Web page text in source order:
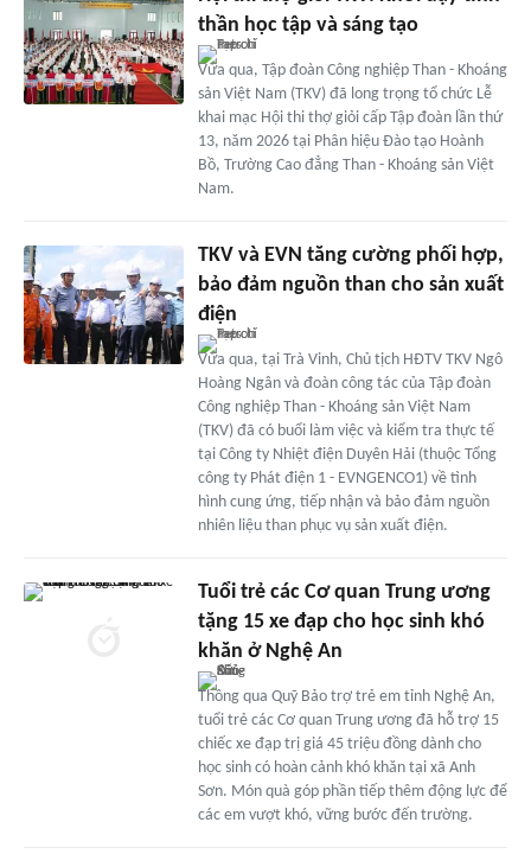
thần học tập và sáng tạo
Vừa qua, Tập đoàn Công nghiệp Than - Khoáng
sản Việt Nam (TKV) đã long trọng tổ chức Lễ
khai mạc Hội thi thợ giỏi cấp Tập đoàn lần thứ
13, năm 2026 tại Phân hiệu Đào tạo Hoành
Bồ, Trường Cao đẳng Than - Khoáng sản Việt
Nam.
TKV và EVN tăng cường phối hợp,
bảo đảm nguồn than cho sản xuất
điện
Vừa qua, tại Trà Vinh, Chủ tịch HĐTV TKV Ngô
Hoàng Ngân và đoàn công tác của Tập đoàn
Công nghiệp Than - Khoáng sản Việt Nam
(TKV) đã có buổi làm việc và kiểm tra thực tế
tại Công ty Nhiệt điện Duyên Hải (thuộc Tổng
công ty Phát điện 1 - EVNGENCO1) về tình
hình cung ứng, tiếp nhận và bảo đảm nguồn
nhiên liệu than phục vụ sản xuất điện.
Tuổi trẻ các Cơ quan Trung ương
tặng 15 xe đạp cho học sinh khó
khăn ở Nghệ An
Thông qua Quỹ Bảo trợ trẻ em tỉnh Nghệ An,
tuổi trẻ các Cơ quan Trung ương đã hỗ trợ 15
chiếc xe đạp trị giá 45 triệu đồng dành cho
học sinh có hoàn cảnh khó khăn tại xã Anh
Sơn. Món quà góp phần tiếp thêm động lực để
các em vượt khó, vững bước đến trường.